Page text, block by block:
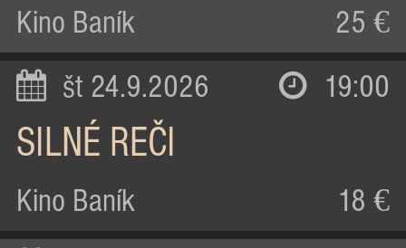
Kino Baník 25 €
št 24.9.2026 19:00
SILNÉ REČI
Kino Baník 18 €